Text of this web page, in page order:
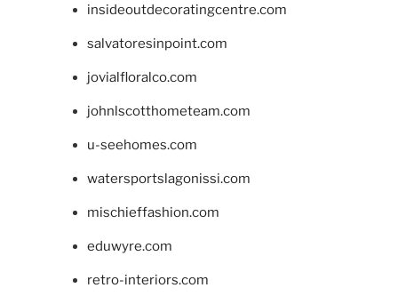
insideoutdecoratingcentre.com
salvatoresinpoint.com
jovialfloralco.com
johnlscotthometeam.com
u-seehomes.com
watersportslagonissi.com
mischieffashion.com
eduwyre.com
retro-interiors.com